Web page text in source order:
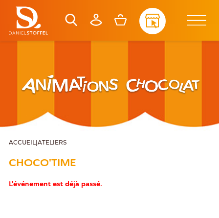
ACCUEIL| ATELIERS
CHOCO'TIME
L'événement est déjà passé.